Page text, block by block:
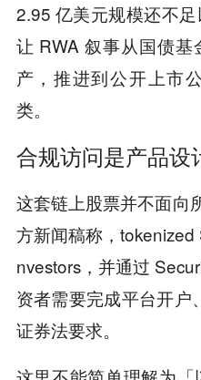
2.95 亿美元规模还不
让 RWA 叙事从国债
产，推进到公开上市
类。
合规访问是产品设
这套链上股票并不面向
方新闻稿称，
nvestors，并通过
资者需要完成平台开户
证券法要求。